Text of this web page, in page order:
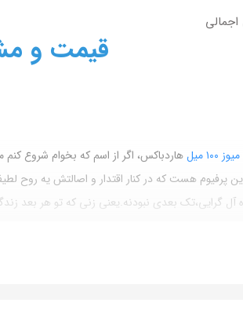
قیمت و
میل
هاردباکس، اگر از اسم که بخوام شروع
این پرفیوم هست که در کنار اقتدار و اصالتش یه روح
آل گرایی،تک بعدی نبودنه.یعنی زنی که تو هر بعد